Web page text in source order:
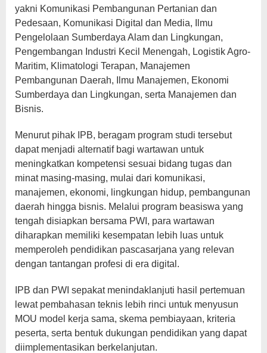
yakni Komunikasi Pembangunan Pertanian dan
Pedesaan, Komunikasi Digital dan Media, Ilmu
Pengelolaan Sumberdaya Alam dan Lingkungan,
Pengembangan Industri Kecil Menengah, Logistik Agro-
Maritim, Klimatologi Terapan, Manajemen
Pembangunan Daerah, Ilmu Manajemen, Ekonomi
Sumberdaya dan Lingkungan, serta Manajemen dan
Bisnis.
Menurut pihak IPB, beragam program studi tersebut
dapat menjadi alternatif bagi wartawan untuk
meningkatkan kompetensi sesuai bidang tugas dan
minat masing-masing, mulai dari komunikasi,
manajemen, ekonomi, lingkungan hidup, pembangunan
daerah hingga bisnis. Melalui program beasiswa yang
tengah disiapkan bersama PWI, para wartawan
diharapkan memiliki kesempatan lebih luas untuk
memperoleh pendidikan pascasarjana yang relevan
dengan tantangan profesi di era digital.
IPB dan PWI sepakat menindaklanjuti hasil pertemuan
lewat pembahasan teknis lebih rinci untuk menyusun
MOU model kerja sama, skema pembiayaan, kriteria
peserta, serta bentuk dukungan pendidikan yang dapat
diimplementasikan berkelanjutan.